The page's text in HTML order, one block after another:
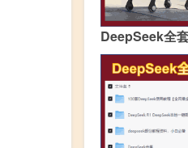
DeepSeek全